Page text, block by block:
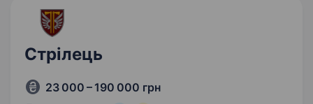
Закарпатська…
Стрілець
23 000 – 190 000 грн